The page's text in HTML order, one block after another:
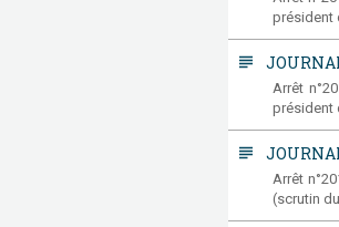
président
subject
Arrêt
président
subject
Arrêt
(scrutin